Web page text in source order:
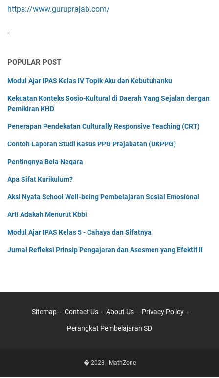
https://www.guruprajab.com/
'
POPULAR POST
Modul Ajar IPAS Kelas IV Topik Aku dan Kebutuhanku
Kekuatan Konteks Sosio-Kultural di Daerah Yang Sejalan dengan
Pemikiran KHD
Penerapan Pendekatan Culturally Responsive Teaching (CRT)
Contoh Laporan Studi Kasus PPG Prajabatan (UKPPG)
Pentingnya Bela Negara
Apa Sifat Kurikulum?
Aksi Nyata School Well-being Pembelajaran Sosial Emosional
Arti Adakah Menurut Kbbi
Modul Ajar IPAS Kelas 5 - Cahaya dan Sifatnya
Jurnal Refleksi Prinsip Pengajaran dan Asesmen yang Efektif II
Sitemap Contact Us About Us Privacy Policy
Perangkat Pembelajaran SD
� 2023 - MathZone